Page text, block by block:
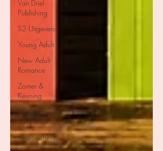
Van Driel
Publishing
S2 Uitgevers
Young Adult
New Adult
Romance
Zomer &
Keuning
Uitgeverij
Zilverbron
Gezondheid